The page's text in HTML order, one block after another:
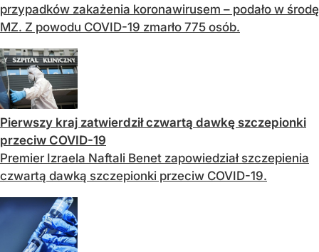
przypadków zakażenia koronawirusem – podało w środę
MZ. Z powodu COVID-19 zmarło 775 osób.
Pierwszy kraj zatwierdził czwartą dawkę szczepionki
przeciw COVID-19
Premier Izraela Naftali Benet zapowiedział szczepienia
czwartą dawką szczepionki przeciw COVID-19.